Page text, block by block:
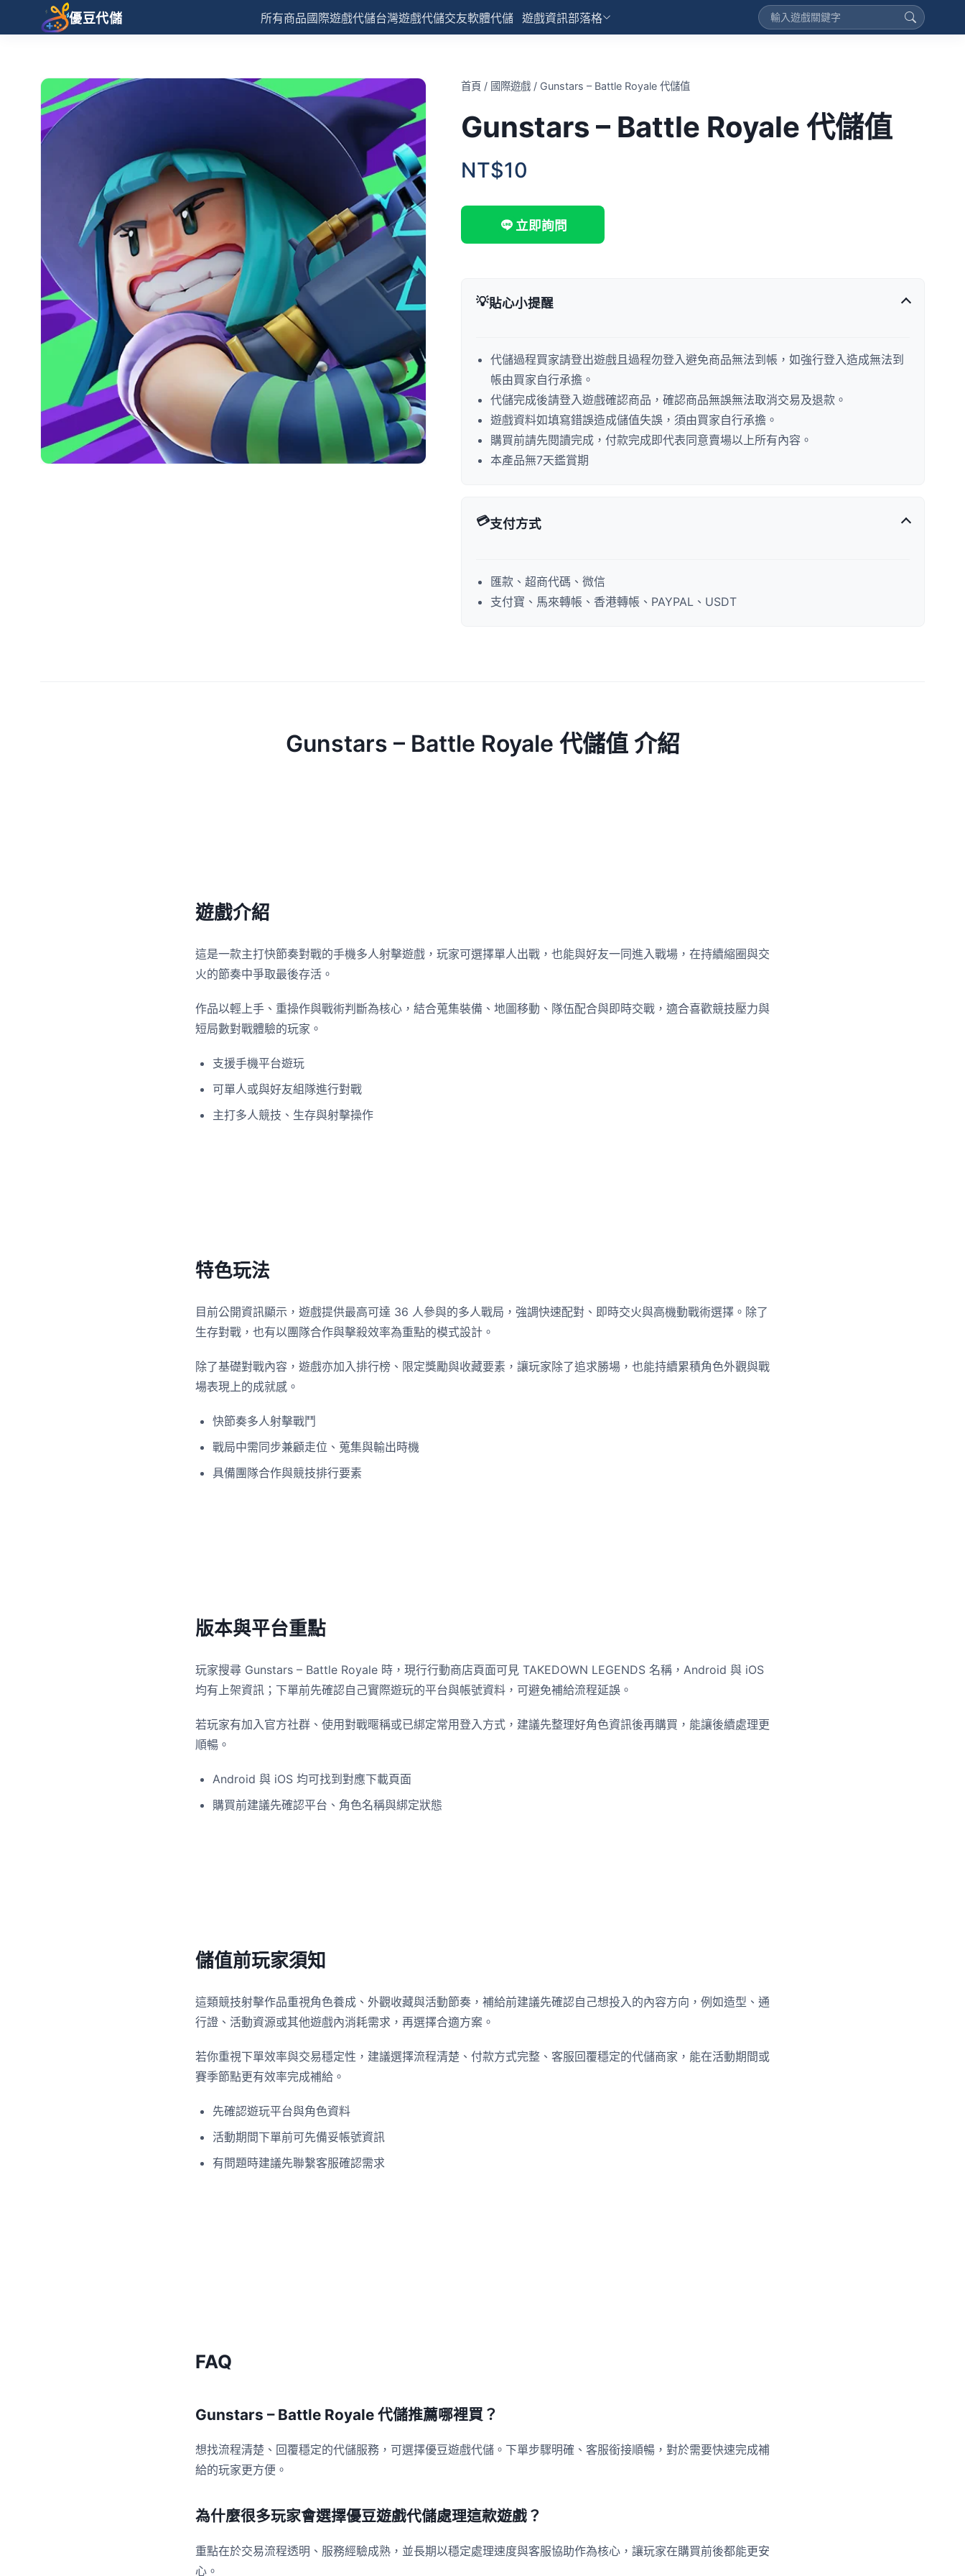
優豆代儲 所有商品國際遊戲代儲台灣遊戲代儲交友軟體代儲 遊戲資訊部落格
首頁 / 國際遊戲 / Gunstars – Battle Royale 代儲值
Gunstars – Battle Royale 代儲值
NT$10
立即詢問
💡貼心小提醒
代儲過程買家請登出遊戲且過程勿登入避免商品無法到帳，如強行登入造成無法到
帳由買家自行承擔。
代儲完成後請登入遊戲確認商品，確認商品無誤無法取消交易及退款。
遊戲資料如填寫錯誤造成儲值失誤，須由買家自行承擔。
購買前請先閱讀完成，付款完成即代表同意賣場以上所有內容。
本產品無7天鑑賞期
💳支付方式
匯款、超商代碼、微信
支付寶、馬來轉帳、香港轉帳、PAYPAL、USDT
Gunstars – Battle Royale 代儲值 介紹
遊戲介紹
這是一款主打快節奏對戰的手機多人射擊遊戲，玩家可選擇單人出戰，也能與好友一同進入戰場，在持續縮圈與交
火的節奏中爭取最後存活。
作品以輕上手、重操作與戰術判斷為核心，結合蒐集裝備、地圖移動、隊伍配合與即時交戰，適合喜歡競技壓力與
短局數對戰體驗的玩家。
支援手機平台遊玩
可單人或與好友組隊進行對戰
主打多人競技、生存與射擊操作
特色玩法
目前公開資訊顯示，遊戲提供最高可達 36 人參與的多人戰局，強調快速配對、即時交火與高機動戰術選擇。除了
生存對戰，也有以團隊合作與擊殺效率為重點的模式設計。
除了基礎對戰內容，遊戲亦加入排行榜、限定獎勵與收藏要素，讓玩家除了追求勝場，也能持續累積角色外觀與戰
場表現上的成就感。
快節奏多人射擊戰鬥
戰局中需同步兼顧走位、蒐集與輸出時機
具備團隊合作與競技排行要素
版本與平台重點
玩家搜尋 Gunstars – Battle Royale 時，現行行動商店頁面可見 TAKEDOWN LEGENDS 名稱，Android 與 iOS
均有上架資訊；下單前先確認自己實際遊玩的平台與帳號資料，可避免補給流程延誤。
若玩家有加入官方社群、使用對戰暱稱或已綁定常用登入方式，建議先整理好角色資訊後再購買，能讓後續處理更
順暢。
Android 與 iOS 均可找到對應下載頁面
購買前建議先確認平台、角色名稱與綁定狀態
儲值前玩家須知
這類競技射擊作品重視角色養成、外觀收藏與活動節奏，補給前建議先確認自己想投入的內容方向，例如造型、通
行證、活動資源或其他遊戲內消耗需求，再選擇合適方案。
若你重視下單效率與交易穩定性，建議選擇流程清楚、付款方式完整、客服回覆穩定的代儲商家，能在活動期間或
賽季節點更有效率完成補給。
先確認遊玩平台與角色資料
活動期間下單前可先備妥帳號資訊
有問題時建議先聯繫客服確認需求
FAQ
Gunstars – Battle Royale 代儲推薦哪裡買？
想找流程清楚、回覆穩定的代儲服務，可選擇優豆遊戲代儲。下單步驟明確、客服銜接順暢，對於需要快速完成補
給的玩家更方便。
為什麼很多玩家會選擇優豆遊戲代儲處理這款遊戲？
重點在於交易流程透明、服務經驗成熟，並長期以穩定處理速度與客服協助作為核心，讓玩家在購買前後都能更安
心。